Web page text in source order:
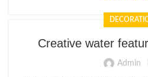
Creative water
Admin